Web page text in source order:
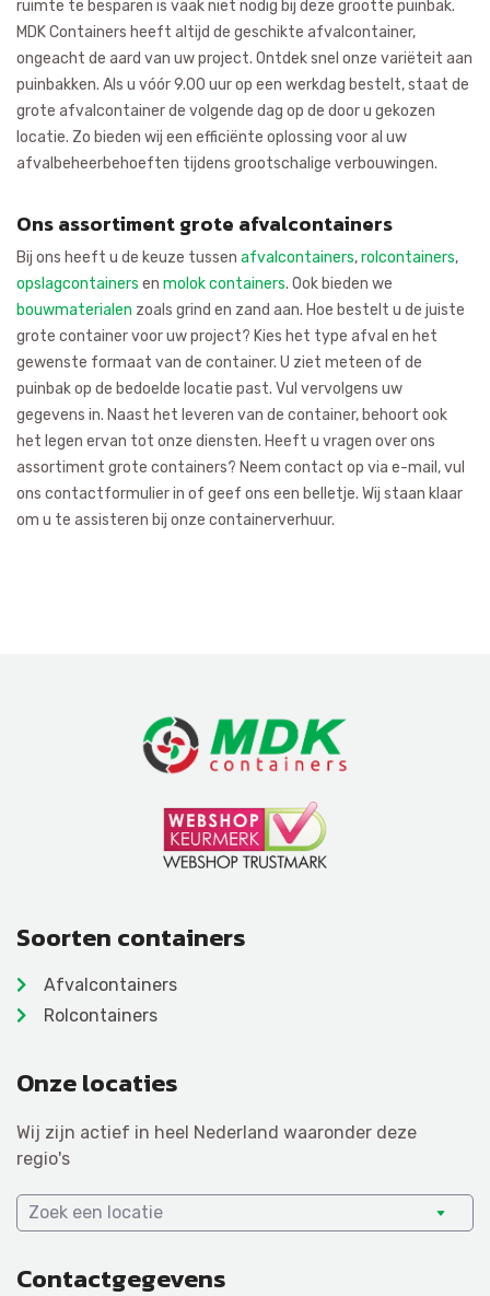
ruimte te besparen is vaak niet nodig bij deze grootte puinbak.
MDK Containers heeft altijd de geschikte afvalcontainer,
ongeacht de aard van uw project. Ontdek snel onze variëteit aan
puinbakken. Als u vóór 9.00 uur op een werkdag bestelt, staat de
grote afvalcontainer de volgende dag op de door u gekozen
locatie. Zo bieden wij een efficiënte oplossing voor al uw
afvalbeheerbehoeften tijdens grootschalige verbouwingen.
Ons assortiment grote afvalcontainers
Bij ons heeft u de keuze tussen afvalcontainers,rolcontainers,
opslagcontainers en molok containers. Ook bieden we
bouwmaterialen zoals grind en zand aan. Hoe bestelt u de juiste
grote container voor uw project? Kies het type afval en het
gewenste formaat van de container. U ziet meteen of de
puinbak op de bedoelde locatie past. Vul vervolgens uw
gegevens in. Naast het leveren van de container, behoort ook
het legen ervan tot onze diensten. Heeft u vragen over ons
assortiment grote containers? Neem contact op via e-mail, vul
ons contactformulier in of geef ons een belletje. Wij staan klaar
om u te assisteren bij onze containerverhuur.
Soorten containers
Afvalcontainers
Rolcontainers
Onze locaties
Wij zijn actief in heel Nederland waaronder deze
regio's
Zoek een locatie
Contactgegevens